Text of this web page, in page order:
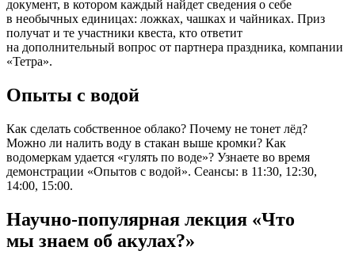
документ, в котором каждый найдет сведения о себе
в необычных единицах: ложках, чашках и чайниках. Приз
получат и те участники квеста, кто ответит
на дополнительный вопрос от партнера праздника, компании
«Тетра».
Опыты с водой
Как сделать собственное облако? Почему не тонет лёд?
Можно ли налить воду в стакан выше кромки? Как
водомеркам удается «гулять по воде»? Узнаете во время
демонстрации «Опытов с водой». Сеансы: в 11:30, 12:30,
14:00, 15:00.
Научно-популярная лекция «Что
мы знаем об акулах?»